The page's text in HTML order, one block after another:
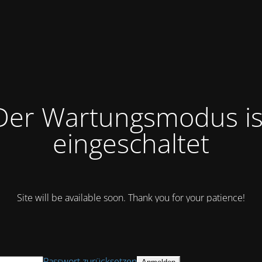
Wartungsmodus
eingeschaltet
Site will be available soon. Thank you for your patience!